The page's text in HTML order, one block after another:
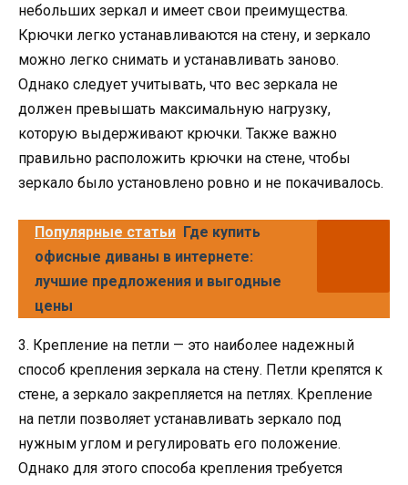
небольших зеркал и имеет свои преимущества.
Крючки легко устанавливаются на стену, и зеркало
можно легко снимать и устанавливать заново.
Однако следует учитывать, что вес зеркала не
должен превышать максимальную нагрузку,
которую выдерживают крючки. Также важно
правильно расположить крючки на стене, чтобы
зеркало было установлено ровно и не покачивалось.
Популярные статьи Где купить
офисные диваны в интернете:
лучшие предложения и выгодные
цены
3. Крепление на петли — это наиболее надежный
способ крепления зеркала на стену. Петли крепятся к
стене, а зеркало закрепляется на петлях. Крепление
на петли позволяет устанавливать зеркало под
нужным углом и регулировать его положение.
Однако для этого способа крепления требуется